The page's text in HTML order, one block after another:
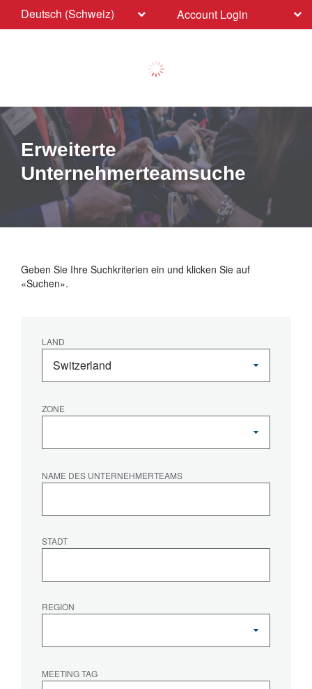
Deutsch (Schweiz) Account Login
Erweiterte
Unternehmerteamsuche
Geben Sie Ihre Suchkriterien ein und klicken Sie auf
«Suchen».
LAND
ZONE
NAME DES UNTERNEHMERTEAMS
STADT
REGION
MEETING TAG